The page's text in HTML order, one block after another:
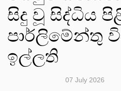
සිදු වූ සිද්ධිය
පාර්ලිමේන්තු
ඉල්ලති
07 July 2026